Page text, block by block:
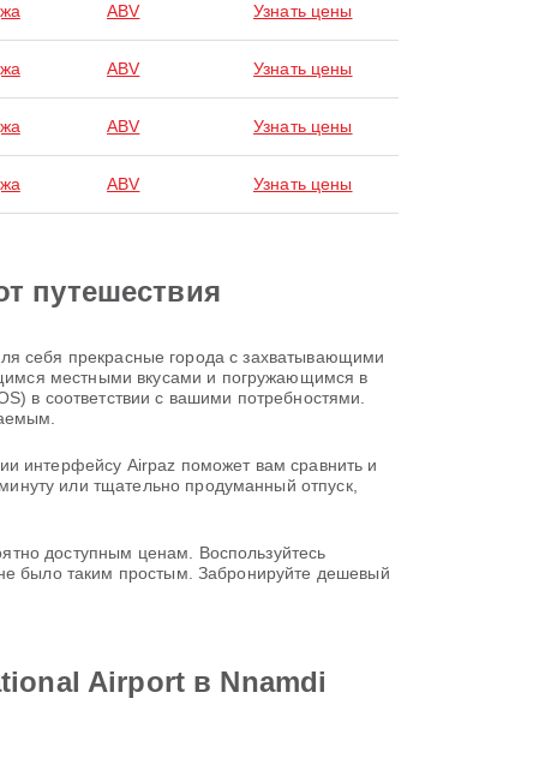
ABV Узнать цены
ABV Узнать цены
ABV Узнать цены
ABV Узнать цены
путешествия
себя прекрасные города с захватывающими
местными вкусами и погружающимся в
в соответствии с вашими потребностями.
интерфейсу Airpaz поможет вам сравнить и
или тщательно продуманный отпуск,
доступным ценам. Воспользуйтесь
было таким простым. Забронируйте дешевый
Airport в Nnamdi